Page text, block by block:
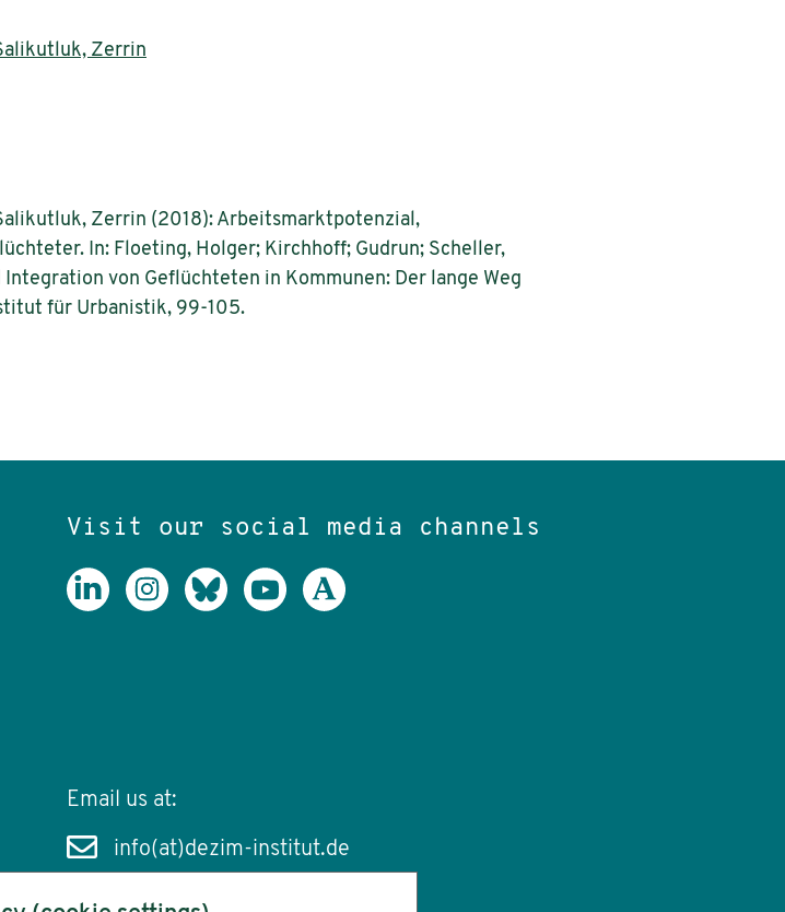
Zerrin
Zerrin (2018): Arbeitsmarktpotenzial,
In: Floeting, Holger; Kirchhoff; Gudrun; Scheller,
von Geflüchteten in Kommunen: Der lange Weg
für Urbanistik, 99-105.
Visit our social media channels
Email us at:
info(at)dezim-institut.de